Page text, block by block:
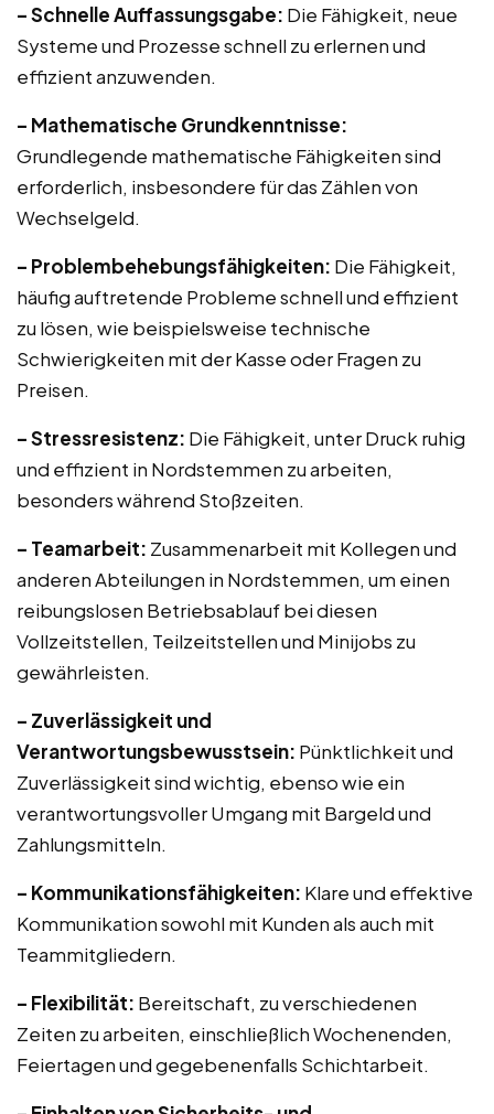
– Schnelle Auffassungsgabe: Die Fähigkeit, neue
Systeme und Prozesse schnell zu erlernen und
effizient anzuwenden.
– Mathematische Grundkenntnisse:
Grundlegende mathematische Fähigkeiten sind
erforderlich, insbesondere für das Zählen von
Wechselgeld.
– Problembehebungsfähigkeiten: Die Fähigkeit,
häufig auftretende Probleme schnell und effizient
zu lösen, wie beispielsweise technische
Schwierigkeiten mit der Kasse oder Fragen zu
Preisen.
– Stressresistenz: Die Fähigkeit, unter Druck ruhig
und effizient in Nordstemmen zu arbeiten,
besonders während Stoßzeiten.
– Teamarbeit: Zusammenarbeit mit Kollegen und
anderen Abteilungen in Nordstemmen, um einen
reibungslosen Betriebsablauf bei diesen
Vollzeitstellen, Teilzeitstellen und Minijobs zu
gewährleisten.
– Zuverlässigkeit und
Verantwortungsbewusstsein: Pünktlichkeit und
Zuverlässigkeit sind wichtig, ebenso wie ein
verantwortungsvoller Umgang mit Bargeld und
Zahlungsmitteln.
– Kommunikationsfähigkeiten: Klare und effektive
Kommunikation sowohl mit Kunden als auch mit
Teammitgliedern.
– Flexibilität: Bereitschaft, zu verschiedenen
Zeiten zu arbeiten, einschließlich Wochenenden,
Feiertagen und gegebenenfalls Schichtarbeit.